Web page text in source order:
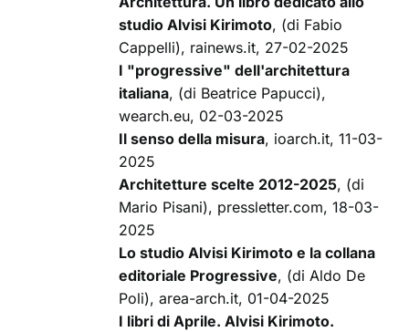
studio Alvisi Kirimoto, (di Fabio
Cappelli), rainews.it, 27-02-2025
I "progressive" dell'architettura
italiana, (di Beatrice Papucci),
wearch.eu, 02-03-2025
Il senso della misura, ioarch.it, 11-03-
2025
Architetture scelte 2012-2025, (di
Mario Pisani), pressletter.com, 18-03-
2025
Lo studio Alvisi Kirimoto e la collana
editoriale Progressive, (di Aldo De
Poli), area-arch.it, 01-04-2025
I libri di Aprile. Alvisi Kirimoto.